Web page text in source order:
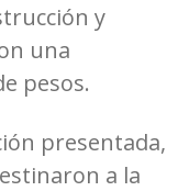
y
una
pesos.
presentada,
a la